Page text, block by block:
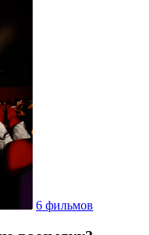
6 фильмов